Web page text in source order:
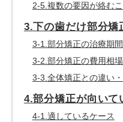
2-5.複数の要因が絡む
3.下の歯だけ部分矯
3-1.部分矯正の治療期
3-2.部分矯正の費用相
3-3.全体矯正との違い
4.部分矯正が向いて
4-1.適しているケース